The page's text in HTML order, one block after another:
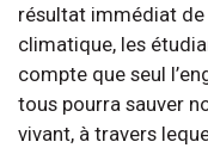
résultat immédiat
climatique, les
compte que seul
tous pourra sauver
vivant, à travers